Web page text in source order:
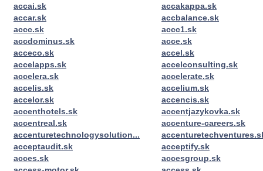
accai.sk
accakappa.sk
accar.sk
accbalance.sk
accc.sk
accc1.sk
accdominus.sk
acce.sk
acceco.sk
accel.sk
accelapps.sk
accelconsulting.sk
accelera.sk
accelerate.sk
accelis.sk
accelium.sk
accelor.sk
accencis.sk
accenthotels.sk
accentjazykovka.sk
accentreal.sk
accenture-careers.sk
accenturetechnologysolution...
acceptaudit.sk
acceptify.sk
acces.sk
accesgroup.sk